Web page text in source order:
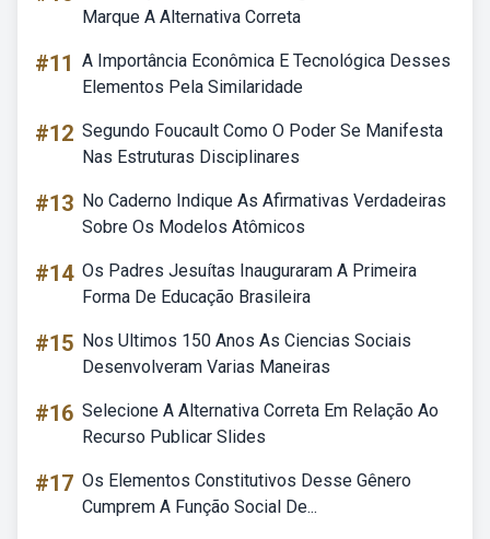
Marque A Alternativa Correta
#11 A Importância Econômica E Tecnológica Desses
Elementos Pela Similaridade
#12 Segundo Foucault Como O Poder Se Manifesta
Nas Estruturas Disciplinares
#13 No Caderno Indique As Afirmativas Verdadeiras
Sobre Os Modelos Atômicos
#14 Os Padres Jesuítas Inauguraram A Primeira
Forma De Educação Brasileira
#15 Nos Ultimos 150 Anos As Ciencias Sociais
Desenvolveram Varias Maneiras
#16 Selecione A Alternativa Correta Em Relação Ao
Recurso Publicar Slides
#17 Os Elementos Constitutivos Desse Gênero
Cumprem A Função Social De...